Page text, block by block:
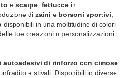
e scarpe fettucce in
di zaini e borsoni sportivi
disponibili in una moltitudine di colori
tue creazioni o personalizzazioni
autoadesivi di rinforzo con cimose
e stivali. Disponibili in diverse